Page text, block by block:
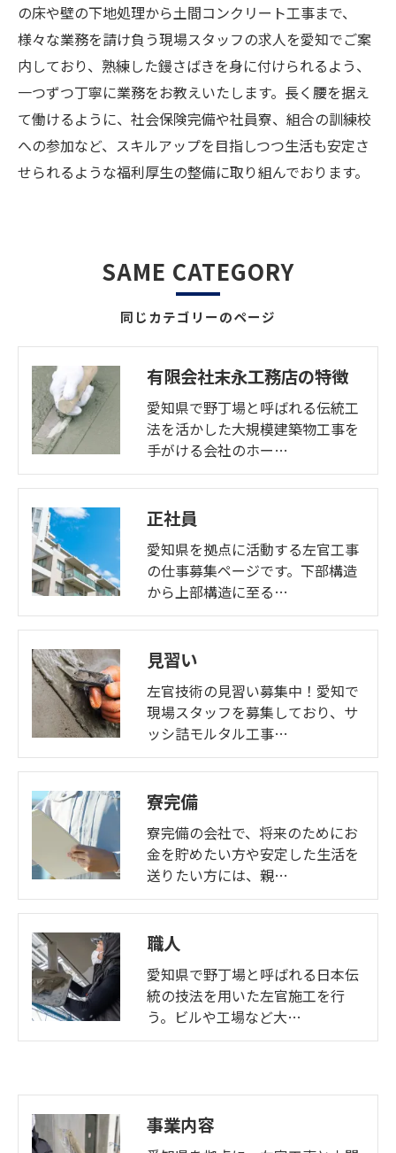
の床や壁の下地処理から土間コンクリート工事まで、
様々な業務を請け負う現場スタッフの求人を愛知でご案
内しており、熟練した鏝さばきを身に付けられるよう、
一つずつ丁寧に業務をお教えいたします。長く腰を据え
て働けるように、社会保険完備や社員寮、組合の訓練校
への参加など、スキルアップを目指しつつ生活も安定さ
せられるような福利厚生の整備に取り組んでおります。
同じカテゴリーのページ
SAME CATEGORY
有限会社末永工務店の特徴
愛知県で野丁場と呼ばれる伝統工
法を活かした大規模建築物工事を
手がける会社のホー…
正社員
愛知県を拠点に活動する左官工事
の仕事募集ページです。下部構造
から上部構造に至る…
見習い
左官技術の見習い募集中！愛知で
現場スタッフを募集しており、サ
ッシ詰モルタル工事…
寮完備
寮完備の会社で、将来のためにお
金を貯めたい方や安定した生活を
送りたい方には、親…
職人
愛知県で野丁場と呼ばれる日本伝
統の技法を用いた左官施工を行
う。ビルや工場など大…
事業内容